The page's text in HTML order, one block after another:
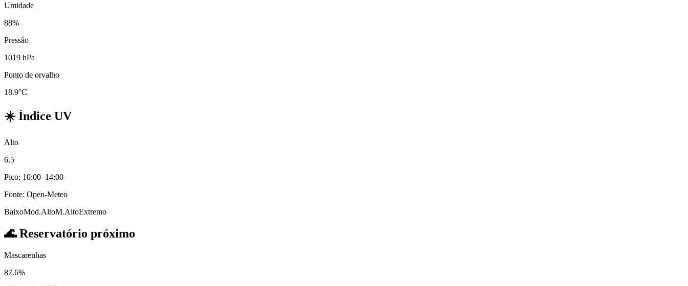
Umidade
88%
Pressão
1019 hPa
Ponto de orvalho
18.9°C
☀️ Índice UV
Alto
6.5
Pico: 10:00–14:00
Fonte: Open-Meteo
BaixoMod.AltoM.AltoExtremo
🌊Reservatório próximo
Mascarenhas
87.6%